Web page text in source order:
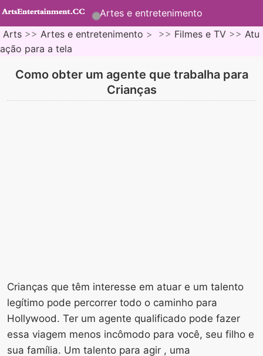
Artes e entretenimento
Arts >> Artes e entretenimento > >> Filmes e TV >> Atu
ação para a tela
Como obter um agente que trabalha para
Crianças
Crianças que têm interesse em atuar e um talento
legítimo pode percorrer todo o caminho para
Hollywood. Ter um agente qualificado pode fazer
essa viagem menos incômodo para você, seu filho e
sua família. Um talento para agir , uma